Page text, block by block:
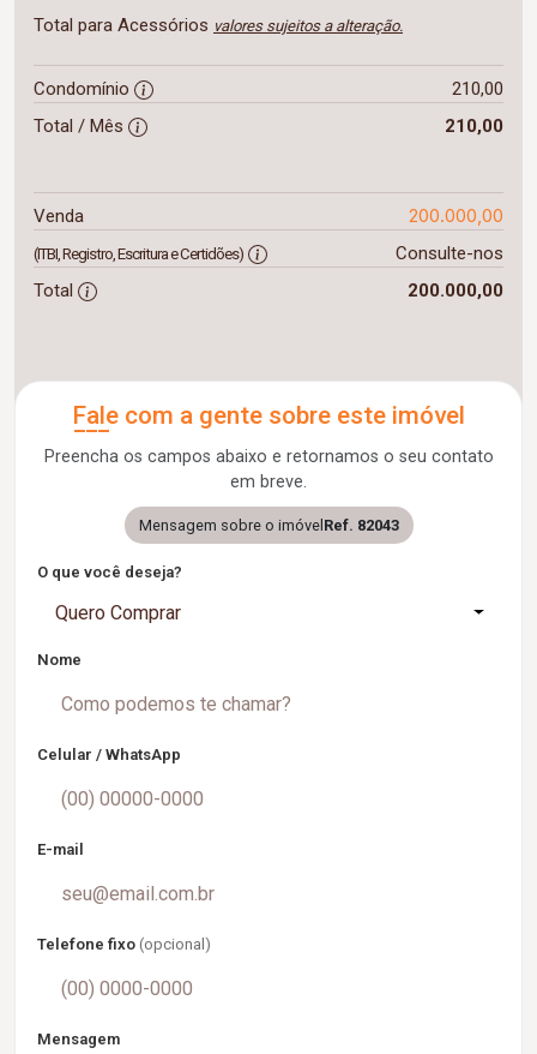
Total para Acessórios valores sujeitos a alteração.
Condomínio
210,00
Total / Mês
210,00
Venda 200.000,00
(ITBI, Registro, Escritura e Certidões)
Consulte-nos
Total
200.000,00
Fale com a gente sobre este imóvel
Preencha os campos abaixo e retornamos o seu contato
em breve.
Mensagem sobre o imóvelRef. 82043
O que você deseja?
Quero Comprar
Nome
Celular / WhatsApp
E-mail
Telefone fixo (opcional)
Mensagem